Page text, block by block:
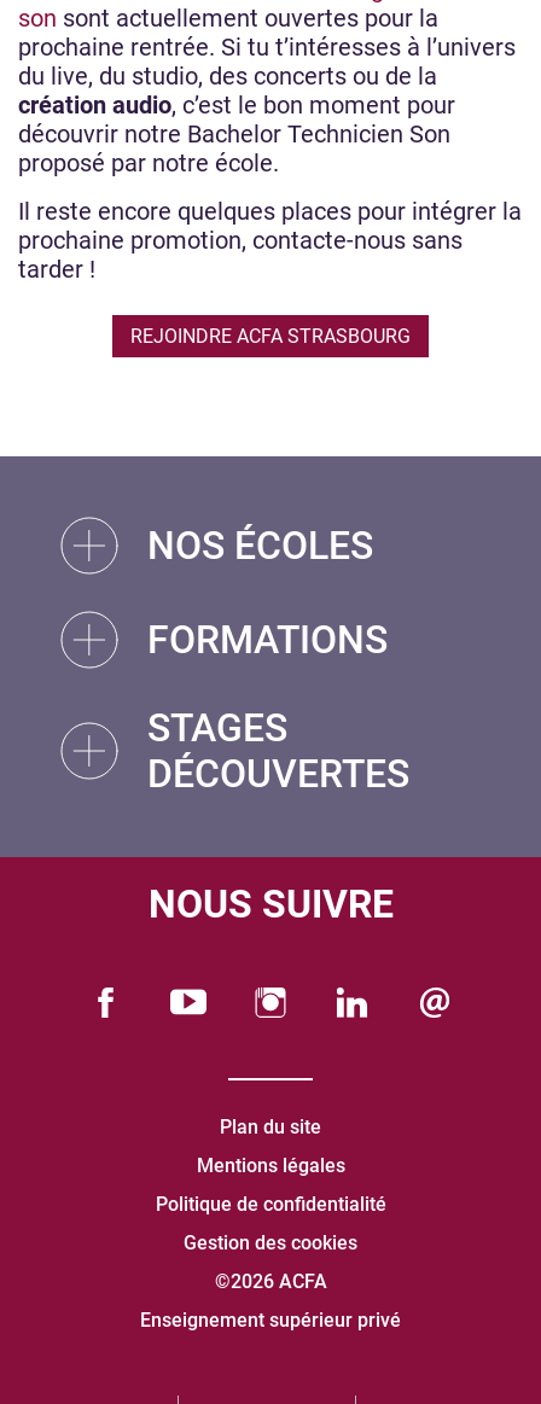
son sont actuellement ouvertes pour la
prochaine rentrée. Si tu t’intéresses à l’univers
du live, du studio, des concerts ou de la
création audio, c’est le bon moment pour
découvrir notre Bachelor Technicien Son
proposé par notre école.
Il reste encore quelques places pour intégrer la
prochaine promotion, contacte-nous sans
tarder !
REJOINDRE ACFA STRASBOURG
NOS ÉCOLES
FORMATIONS
STAGES
DÉCOUVERTES
NOUS SUIVRE
Plan du site
Mentions légales
Politique de confidentialité
Gestion des cookies
©2026 ACFA
Enseignement supérieur privé